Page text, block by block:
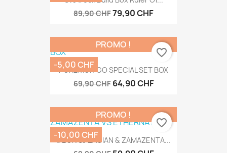
89,90 CHF79,90 CHF
POKEMON GO SPECIAL SET BOX
69,90 CHF 64,90 CHF
PROMO !
-5,00 CHF
favorite_border
DECK SJ ZACIAN & ZAMAZENTA...
PROMO !
-10,00 CHF
favorite_border